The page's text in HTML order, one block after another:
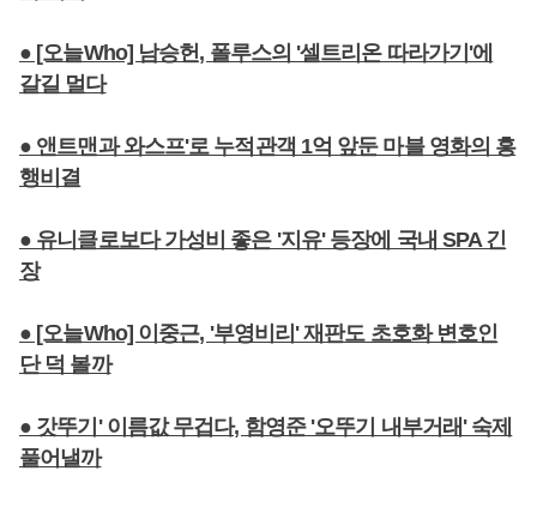
● [오늘Who] 남승헌, 폴루스의 '셀트리온 따라가기'에
갈길 멀다
● 앤트맨과 와스프'로 누적관객 1억 앞둔 마블 영화의 흥
행비결
● 유니클로보다 가성비 좋은 '지유' 등장에 국내 SPA 긴
장
● [오늘Who] 이중근, '부영비리' 재판도 초호화 변호인
단 덕 볼까
● 갓뚜기' 이름값 무겁다, 함영준 '오뚜기 내부거래' 숙제
풀어낼까